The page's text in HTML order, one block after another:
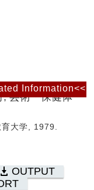
芸術・保健体
大学, 1979.
OUTPUT
Information<<